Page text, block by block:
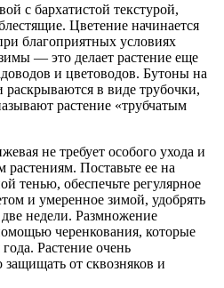
с бархатистой текстурой,
Цветение начинается
благоприятных условиях
— это делает растение еще
и цветоводов. Бутоны на
раскрываются в виде трубочки,
растение «трубчатым
не требует особого ухода и
Поставьте ее на
тенью, обеспечьте регулярное
и умеренное зимой, удобрять
недели. Размножение
черенкования, которые
Растение очень
от сквозняков и